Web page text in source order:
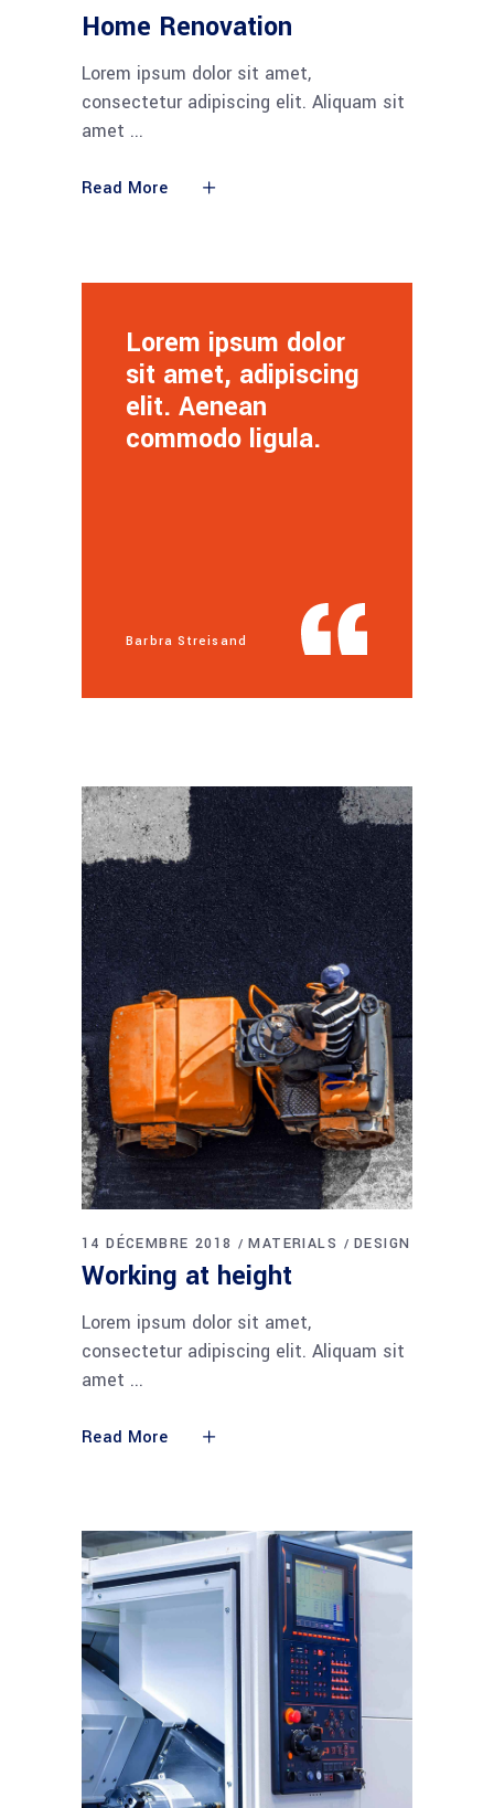
Home Renovation
Lorem ipsum dolor sit amet,
consectetur adipiscing elit. Aliquam sit
amet
Read More
Lorem ipsum dolor
sit amet, adipiscing
elit. Aenean
commodo ligula.
Barbra Streisand
14 DÉCEMBRE 2018 MATERIALS DESIGN
Working at height
Lorem ipsum dolor sit amet,
consectetur adipiscing elit. Aliquam sit
amet
Read More